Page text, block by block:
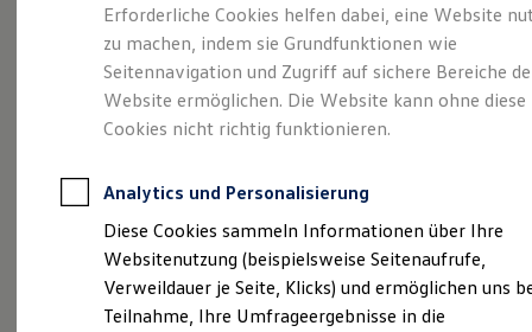
Leasing
Leasing-Angebote
Gebrauchtwagen Leasing
Junge Gebrauchtwagen-Leasing
Elektroauto Leasing
Kleinwagen-Leasing
Leasing ohne Anzahlung
Autokredit mit Schlussrate
Versicherungen und Garantien
Kfz-Versicherung
Restschuldversicherungen
Garantien
Wartungsverträge
Geschäftskunden
Stilvollelektrisch. Der
ID.5
Erforderliche Cookies helfen dabei, eine Website
zu machen, indem sie Grundfunktionen wie
Seitennavigation und Zugriff auf sichere Bereiche
Website ermöglichen. Die Website kann ohne diese
Cookies nicht richtig funktionieren.
Analytics und Personalisierung
Diese Cookies sammeln Informationen über Ihre
Websitenutzung (beispielsweise Seitenaufrufe,
Verweildauer je Seite, Klicks) und ermöglichen uns
Teilnahme, Ihre Umfrageergebnisse in die